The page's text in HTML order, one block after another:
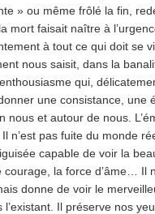
» ou même frôlé la fin,
mort faisait naître à
à tout ce qui doit se
nous saisit, dans la
qui,
une consistance, une
nous et autour de nous.
n’est pas fuite du monde
capable de voir la
courage, la force d’âme… Il
donne de voir le
l’existant. Il préserve nos